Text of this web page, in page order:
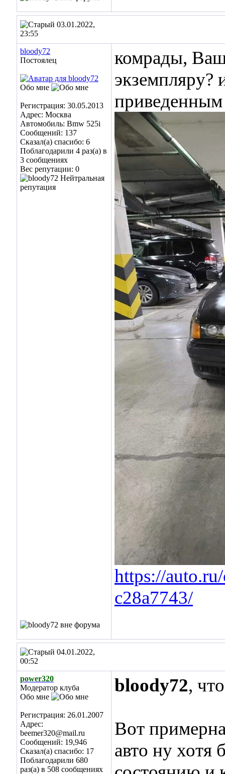
03.01.2022,
23:55
bloody72
Постоялец
Обо мне
Регистрация: 30.05.2013
Адрес: Москва
Автомобиль: Bmw 525i
Сообщений: 137
Сказал(а) спасибо: 6
Поблагодарили 4 раз(а) в
3 сообщениях
Вес репутации: 0
комрады,
экземпляру?
приведенным
https://
c28a7743/
04.01.2022,
00:52
power320
Модератор клуба
Обо мне
Регистрация: 26.01.2007
Адрес:
beemer320@mail.ru
Сообщений: 19,946
Сказал(а) спасибо: 17
Поблагодарили 680
раз(а) в 508 сообщениях
bloody72,
Вот
авто ну хотя